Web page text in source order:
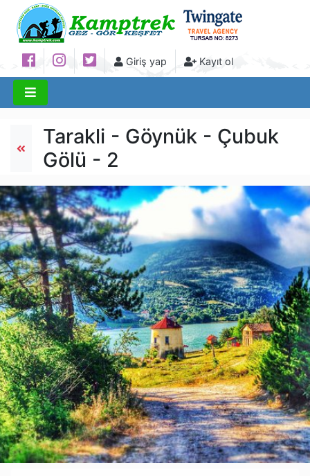
Giriş yap Kayıt ol
Tarakli - Göynük - Çubuk
Gölü - 2